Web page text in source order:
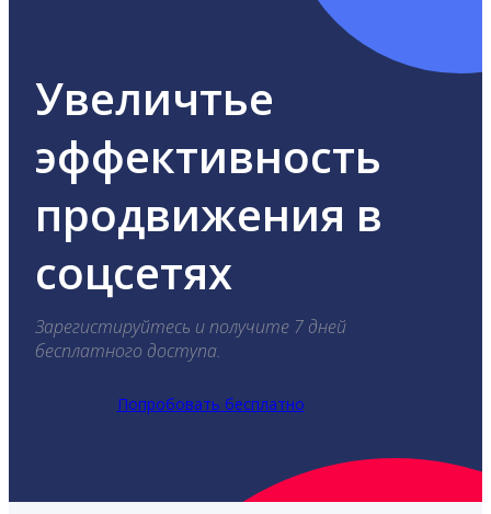
Увеличтье
эффективность
продвижения в
соцсетях
Зарегистируйтесь и получите 7 дней
бесплатного доступа.
Попробовать бесплатно